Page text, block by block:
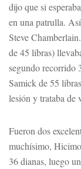
dijo que si
en una patrulla.
Steve
de 45 libras)
segundo recorrido
Samick de 55
lesión y trataba de
Fueron dos
muchísimo,
36 dianas, luego